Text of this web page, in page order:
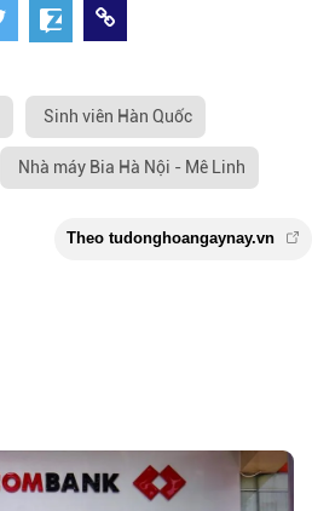
Sinh viên Hàn Quốc
Nhà máy Bia Hà Nội - Mê Linh